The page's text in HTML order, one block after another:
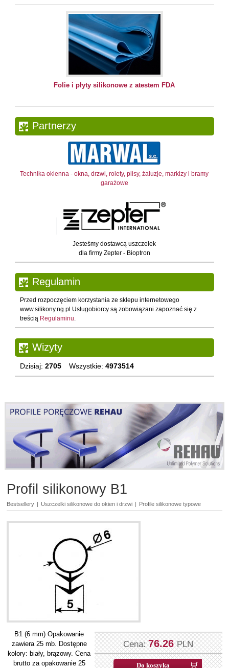
Folie i płyty silikonowe z atestem FDA
Partnerzy
Technika okienna - okna, drzwi, rolety, plisy, żaluzje, markizy i bramy
garażowe
Jesteśmy dostawcą uszczelek
dla firmy Zepter - Bioptron
Regulamin
Przed rozpoczęciem korzystania ze sklepu internetowego
www.silikony.ng.pl Usługobiorcy są zobowiązani zapoznać się z
treścią Regulaminu.
Wizyty
Dzisiaj: 2705 Wszystkie: 4973514
Profil silikonowy B1
Bestsellery Uszczelki silikonowe do okien i drzwi Profile silikonowe typowe
Cena: 76.26 PLN
B1 (6 mm) Opakowanie
zawiera 25 mb. Dostępne
kolory: biały, brązowy. Cena
brutto za opakowanie 25